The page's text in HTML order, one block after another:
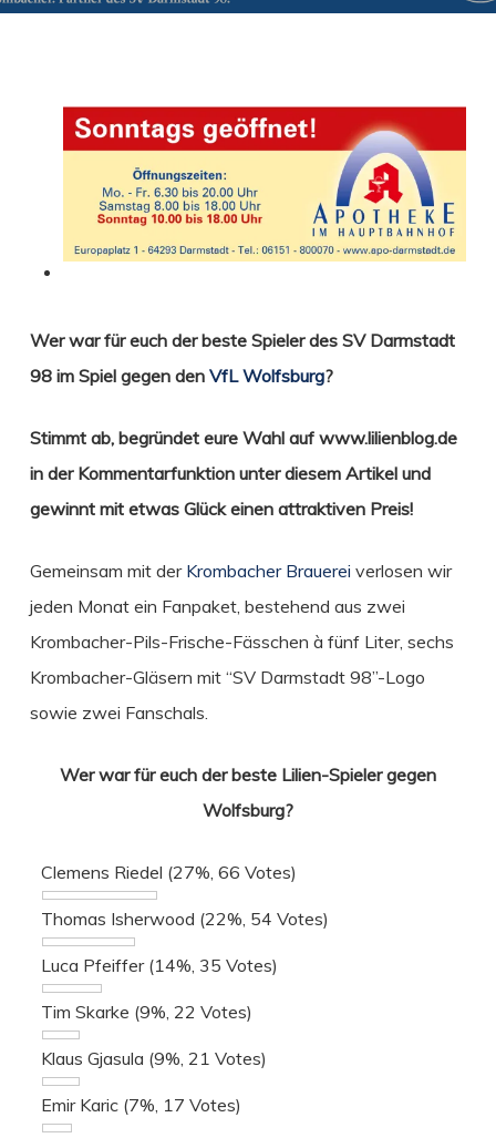
Wer war für euch der beste Spieler des SV Darmstadt
98 im Spiel gegen den VfL Wolfsburg?
Stimmt ab, begründet eure Wahl auf www.lilienblog.de
in der Kommentarfunktion unter diesem Artikel und
gewinnt mit etwas Glück einen attraktiven Preis!
Gemeinsam mit der Krombacher Brauerei verlosen wir
jeden Monat ein Fanpaket, bestehend aus zwei
Krombacher-Pils-Frische-Fässchen à fünf Liter, sechs
Krombacher-Gläsern mit “SV Darmstadt 98”-Logo
sowie zwei Fanschals.
Wer war für euch der beste Lilien-Spieler gegen
Wolfsburg?
Clemens Riedel (27%, 66 Votes)
Thomas Isherwood (22%, 54 Votes)
Luca Pfeiffer (14%, 35 Votes)
Tim Skarke (9%, 22 Votes)
Klaus Gjasula (9%, 21 Votes)
Emir Karic (7%, 17 Votes)